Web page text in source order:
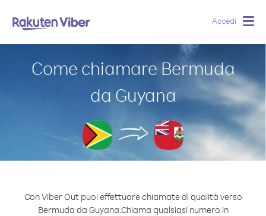
Accedi
Come chiamare Bermuda
da Guyana
Con Viber Out puoi effettuare chiamate di qualità verso
Bermuda da Guyana.Chiama qualsiasi numero in